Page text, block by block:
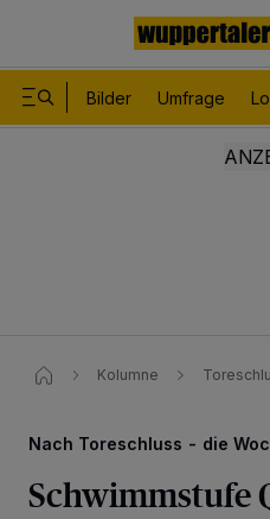
Bilder Umfrage
Kolumne
Nach Toreschluss - die
Schwimmstufe